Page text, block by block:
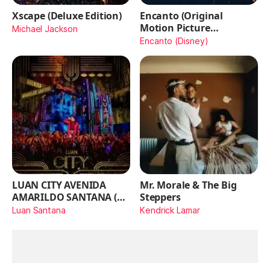
Xscape (Deluxe Edition)
Michael Jackson
Encanto (Original
Motion Picture
Soundtrack)
Encanto (Disney)
LUAN CITY AVENIDA
AMARILDO SANTANA (Ao
Vivo)
Luan Santana
Mr. Morale & The Big
Steppers
Kendrick Lamar